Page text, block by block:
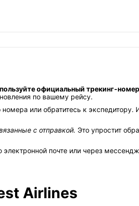
официальный трекинг-
по вашему рейсу.
или обратитесь к экспедитору.
с отправкой. Это упростит
почте или через
Airlines